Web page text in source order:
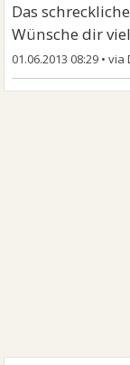
Das
Wünsche dir
01.06.2013 08:29 •